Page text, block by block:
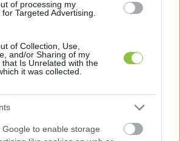
of processing my
Targeted Advertising.
of Collection, Use,
and/or Sharing of my
that Is Unrelated with the
it was collected.
Google to enable storage